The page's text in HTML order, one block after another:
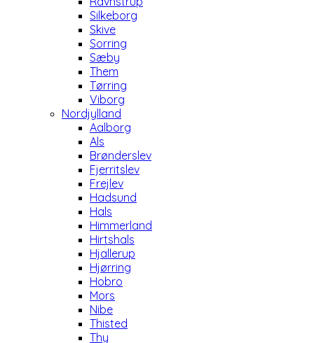
Silkeborg
Skive
Sorring
Sæby
Them
Tørring
Viborg
Nordjylland
Aalborg
Als
Brønderslev
Fjerritslev
Frejlev
Hadsund
Hals
Himmerland
Hirtshals
Hjallerup
Hjørring
Hobro
Mors
Nibe
Thisted
Thy